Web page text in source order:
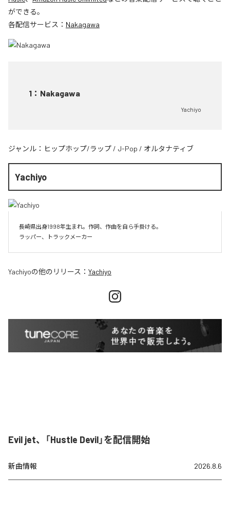
ができる。
各配信サービス： Nakagawa
1 ： Nakagawa
Yachiyo
ジャンル： ヒップホップ/ラップ / J-Pop / オルタナティブ
Yachiyo
長崎県出身1998年生まれ。作詞、作曲を自ら手掛ける。
Yachiyoの他のリリース： Yachiyo
Evil jet、「Hustle Devil」を配信開始
新曲情報 2026.8.6